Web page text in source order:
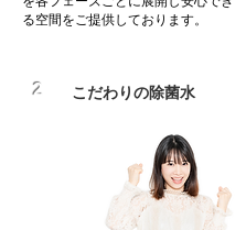
​2
る空間をご提供しております。
​こだわりの除菌水